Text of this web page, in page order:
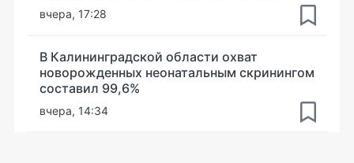
вчера, 17:28
В Калининградской области охват
новорожденных неонатальным скринингом
составил 99,6%
вчера, 14:34